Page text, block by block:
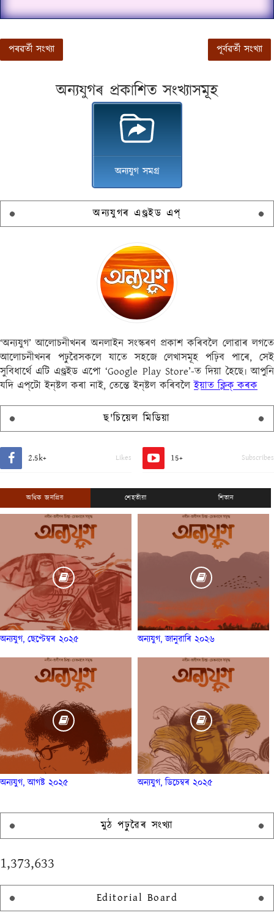
পৰৱৰ্তী সংখ্যা পূৰ্বৱৰ্তী সংখ্যা
অন্যযুগৰ প্ৰকাশিত সংখ্যাসমূহ
অন্যযুগ সমগ্ৰ
অন্যযুগৰ এণ্ড্ৰইড এপ্
‘অন্যযুগ’ আলোচনীখনৰ অনলাইন সংস্কৰণ প্ৰকাশ কৰিবলৈ লোৱাৰ লগতে
আলোচনীখনৰ পঢ়ুৱৈসকলে যাতে সহজে লেখাসমূহ পঢ়িব পাৰে, সেই
সুবিধাৰ্থে এটি এণ্ড্ৰইড এপো ‘Google Play Store’-ত দিয়া হৈছে৷ আপুনি
যদি এপ্‌টো ইন্‌ষ্টল কৰা নাই, তেন্তে ইন্‌ষ্টল কৰিবলৈইয়াত ক্লিক্ কৰক
ছ'চিয়েল মিডিয়া
2.5k+ Likes 15+ Subscribes
অধিক জনপ্ৰিয় শেহতীয়া শিতান
অন্যযুগ, ছেপ্টেম্বৰ ২০২৫ অন্যযুগ, জানুৱাৰি ২০২৬
অন্যযুগ, আগষ্ট ২০২৫ অন্যযুগ, ডিচেম্বৰ ২০২৫
মুঠ পঢ়ুৱৈৰ সংখ্যা
1,373,633
Editorial Board